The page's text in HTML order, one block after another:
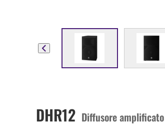
DHR12 Diffusore amplificato